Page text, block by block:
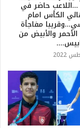
حاضر في
الكأس امام
مفاجأة
والأبيض من